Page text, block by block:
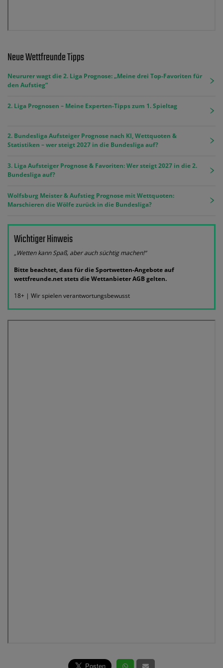
Neue Wettfreunde Tipps
Neururer wagt die 2. Liga Prognose: „Meine drei Top-Favoriten für
den Aufstieg“
2. Liga Prognosen – Meine Experten-Tipps zum 1. Spieltag
2. Bundesliga Aufsteiger Prognose nach KI, Wettquoten &
Statistiken – wer steigt 2027 in die Bundesliga auf?
3. Liga Aufsteiger Prognose & Favoriten: Wer steigt 2027 in die 2.
Bundesliga auf?
Wolfsburg Meister & Aufstieg Prognose mit Wettquoten:
Marschieren die Wölfe zurück in die Bundesliga?
Wichtiger Hinweis
„Wetten kann Spaß, aber auch süchtig machen!“
Bitte beachtet, dass für die Sportwetten-Angebote auf
wettfreunde.net stets die Wettanbieter AGB gelten.
18+ | Wir spielen verantwortungsbewusst